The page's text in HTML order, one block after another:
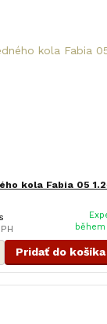
kola Fabia 05
Pridať do košíka